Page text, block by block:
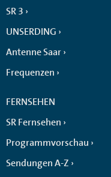
SR 3
UNSERDING
Antenne Saar
Frequenzen
FERNSEHEN
SR Fernsehen
Programmvorschau
Sendungen A-Z